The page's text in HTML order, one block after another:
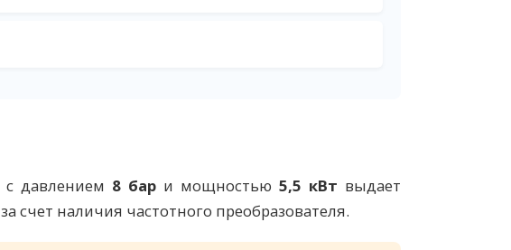
с давлением 8 бар и мощностью 5,5 кВт выдает
за счет наличия частотного преобразователя.